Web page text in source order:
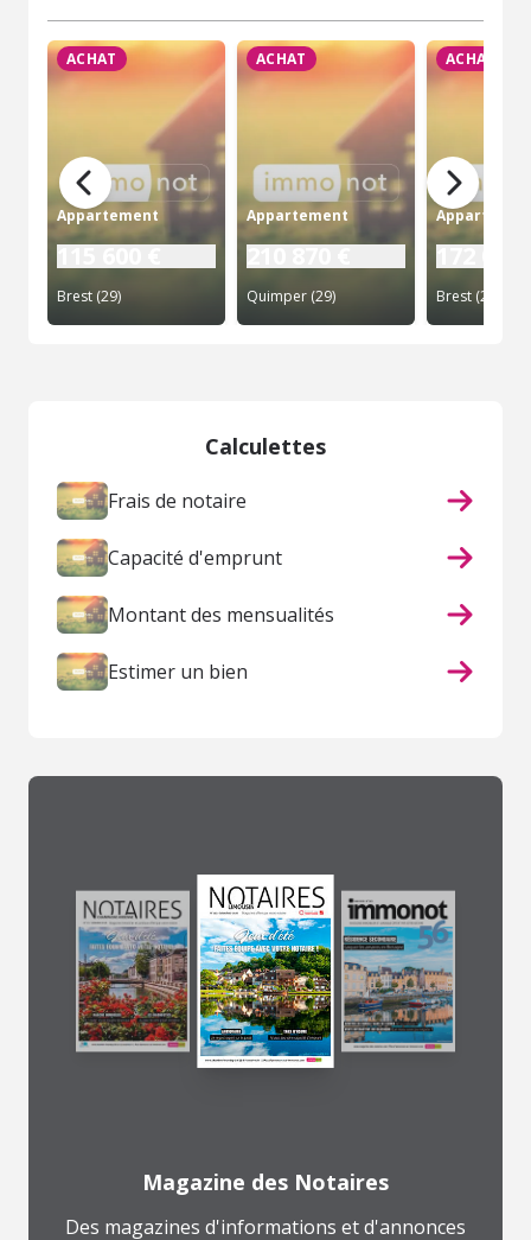
ACHAT
Appartement
Brest (29)
ACHAT
Appartement
Quimper (29)
ACHAT
Brest (29)
Calculettes
Frais de notaire
Capacité d'emprunt
Montant des mensualités
Estimer un bien
Magazine des Notaires
Des magazines d'informations et d'annonces